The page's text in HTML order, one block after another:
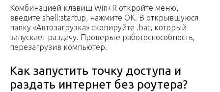
Комбинацией клавиш Win+R откройте меню,
введите shell:startup, нажмите ОК. В открывшуюся
папку «Автозагрузка» скопируйте .bat, который
запускает раздачу. Проверьте работоспособность,
перезагрузив компьютер.
Как запустить точку доступа и
раздать интернет без роутера?